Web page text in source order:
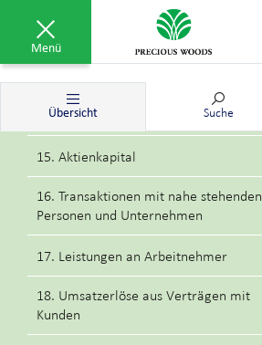
Menü
Übersicht Suche
12. Finanzverbindlichkeiten
13. Rückstellungen
14. Finanzinstrumente nach
Kategorien
15. Aktienkapital
16. Transaktionen mit nahe stehenden
Personen und Unternehmen
17. Leistungen an Arbeitnehmer
18. Umsatzerlöse aus Verträgen mit
Kunden